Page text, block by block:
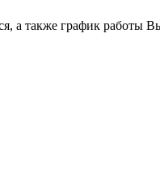
а также график работы